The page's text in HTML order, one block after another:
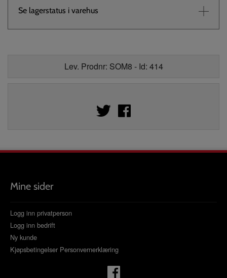
Se lagerstatus i varehus
Lev. Prodnr: SOM8 - Id: 414
Mine sider
Logg inn privatperson
Logg inn bedrift
Ny kunde
Kjøpsbetingelser Personvernerklæring